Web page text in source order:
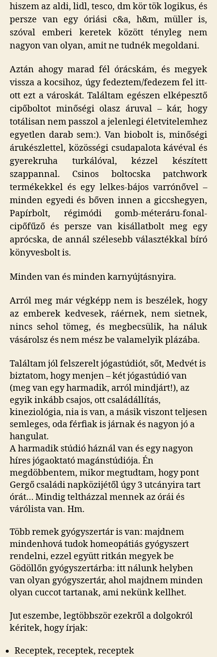
hiszem az aldi, lidl, tesco, dm kör tök logikus, és
persze van egy óriási c&a, h&m, müller is,
szóval emberi keretek között tényleg nem
nagyon van olyan, amit ne tudnék megoldani.
Aztán ahogy marad fél órácskám, és megyek
vissza a kocsihoz, úgy fedeztem/fedezem fel itt-
ott ezt a városkát. Találtam egészen elképesztő
cipőboltot minőségi olasz áruval – kár, hogy
totálisan nem passzol a jelenlegi életvitelemhez
egyetlen darab sem:). Van biobolt is, minőségi
árukészlettel, közösségi csudapalota kávéval és
gyerekruha turkálóval, kézzel készített
szappannal. Csinos boltocska patchwork
termékekkel és egy lelkes-bájos varrónővel –
minden egyedi és bőven innen a giccshegyen,
Papírbolt, régimódi gomb-méteráru-fonal-
cipőfűző és persze van kisállatbolt meg egy
aprócska, de annál szélesebb választékkal bíró
könyvesbolt is.
Minden van és minden karnyújtásnyira.
Arról meg már végképp nem is beszélek, hogy
az emberek kedvesek, ráérnek, nem sietnek,
nincs sehol tömeg, és megbecsülik, ha náluk
vásárolsz és nem mész be valamelyik plázába.
Találtam jól felszerelt jógastúdiót, sőt, Medvét is
biztatom, hogy menjen – két jógastúdió van
(meg van egy harmadik, arról mindjárt!), az
egyik inkább csajos, ott családállítás,
kineziológia, nia is van, a másik viszont teljesen
semleges, oda férfiak is járnak és nagyon jó a
hangulat.
A harmadik stúdió háznál van és egy nagyon
híres jógaoktató magánstúdiója. Én
megdöbbentem, mikor megtudtam, hogy pont
Gergő családi napközijétől úgy 3 utcányira tart
órát… Mindig teltházzal mennek az órái és
várólista van. Hm.
Több remek gyógyszertár is van: majdnem
mindenhová tudok homeopátiás gyógyszert
rendelni, ezzel együtt ritkán megyek be
Gödöllőn gyógyszertárba: itt nálunk helyben
van olyan gyógyszertár, ahol majdnem minden
olyan cuccot tartanak, ami nekünk kellhet.
Jut eszembe, legtöbbször ezekről a dolgokról
kéritek, hogy írjak:
Receptek, receptek, receptek